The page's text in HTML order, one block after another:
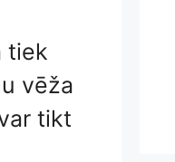
tiek
vēža
tikt